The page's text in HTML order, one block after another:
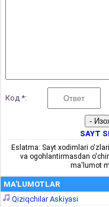
Код *:
SAYT
Eslatma: Sayt xodimlari
va ogohlantirmasdan
ma'lumot
MA'LUMOTLAR
Qiziqchilar Askiyasi